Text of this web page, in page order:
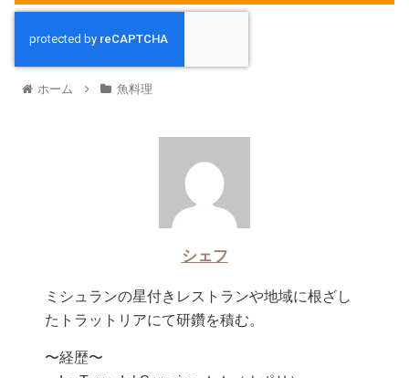
ホーム 魚料理
シェフ
ミシュランの星付きレストランや地域に根ざし
たトラットリアにて研鑽を積む。
〜経歴〜